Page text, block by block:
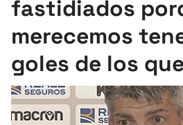
Remo
Baloncesto
Ciclismo
fastidiados
merecemos
goles de los